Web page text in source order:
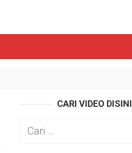
CARI VIDEO DISINI
Cari